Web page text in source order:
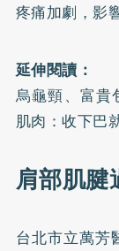
疼痛加劇，影
延伸閱讀：
烏龜頸、富貴
肌肉：收下巴
肩部肌腱
台北市立萬芳